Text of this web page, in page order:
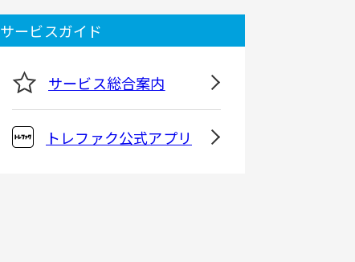
サービスガイド
サービス総合案内
トレファク公式アプリ